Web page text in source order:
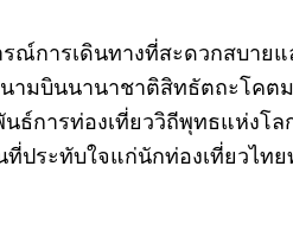
การเดินทางที่สะดวกสบาย
ามบินนานาชาติสิทธัตถะโค
ธ์การท่องเที่ยววิถีพุทธแห่ง
ประทับใจแก่นักท่องเที่ยวไ